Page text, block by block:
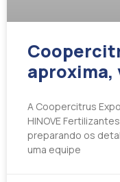
aproxima,
A Coopercitrus
HINOVE
preparando os
uma equipe